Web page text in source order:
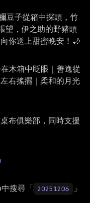
豆子從箱中探頭，竹
望，伊之助的野豬頭
你送上甜蜜晚安！🌙
木箱中眨眼｜善逸從
右搖擺｜柔和的月光
布俱樂部，同時支援
搜尋「 20251206 」